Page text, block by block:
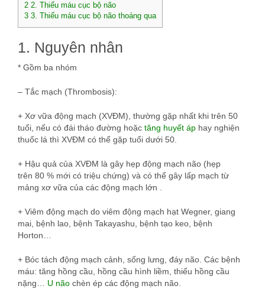
2 2. Thiếu máu cục bộ não
3 3. Thiếu máu cục bộ não thoáng qua
1. Nguyên nhân
* Gồm ba nhóm
– Tắc mạch (Thrombosis):
+ Xơ vữa động mạch (XVÐM), thường gặp nhất khi trên 50
tuổi, nếu có đái tháo đường hoặc tăng huyết áp hay nghiện
thuốc lá thì XVÐM có thể gặp tuổi dưới 50.
+ Hậu quả của XVÐM là gây hẹp động mạch não (hẹp
trên 80 % mới có triệu chứng) và có thể gây lấp mạch từ
mảng xơ vữa của các động mạch lớn .
+ Viêm động mạch do viêm động mạch hạt Wegner, giang
mai, bệnh lao, bệnh Takayashu, bệnh tạo keo, bệnh
Horton…
+ Bóc tách động mạch cảnh, sống lưng, đáy não. Các bệnh
máu: tăng hồng cầu, hồng cầu hình liềm, thiếu hồng cầu
nặng…
U não chèn ép các động mạch não.